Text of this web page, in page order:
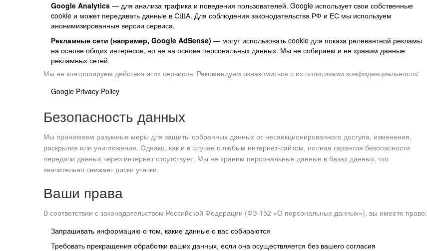
Google Analytics — для анализа трафика и поведения пользователей. Google использует свои собственные
cookie и может передавать данные в США. Для соблюдения законодательства РФ и ЕС мы используем
анонимизированные версии сервиса.
Рекламные сети (например, Google AdSense) — могут использовать cookie для показа релевантной рекламы
на основе общих интересов, но не на основе персональных данных. Мы не собираем и не храним данные
рекламных сетей.
Мы не контролируем действия этих сервисов. Рекомендуем ознакомиться с их политиками конфиденциальности:
Google Privacy Policy
Безопасность данных
Мы принимаем разумные меры для защиты собранных данных от несанкционированного доступа, изменения,
раскрытия или уничтожения. Однако, как и в случае с любым интернет-сайтом, полная гарантия безопасности
передачи данных через интернет отсутствует. Мы не храним персональные данные в базах данных, что
значительно снижает риски утечки.
Ваши права
В соответствии с законодательством Российской Федерации (ФЗ-152 «О персональных данных»), вы имеете право:
Запрашивать информацию о том, какие данные о вас собираются
Требовать прекращения обработки ваших данных, если она осуществляется без вашего согласия